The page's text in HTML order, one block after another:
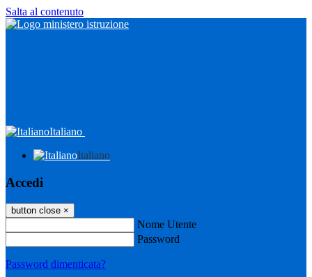
Salta al contenuto
Italiano
Italiano
Accedi
button close ×
Nome Utente
Password
Password dimenticata?